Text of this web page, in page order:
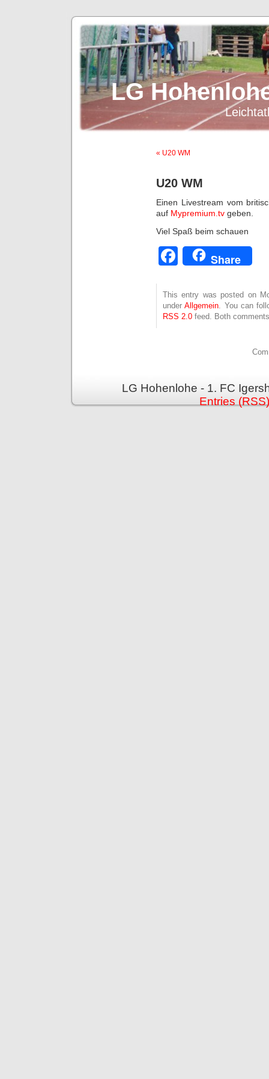
LG
« U20 WM
U20 WM
Einen Livestream vom
auf Mypremium.tv geben.
Viel Spaß beim schauen
Facebook
Share
This entry was posted on
underAllgemein. You can
RSS 2.0 feed. Both
LG Hohenlohe - 1. FC
Entries (RSS)